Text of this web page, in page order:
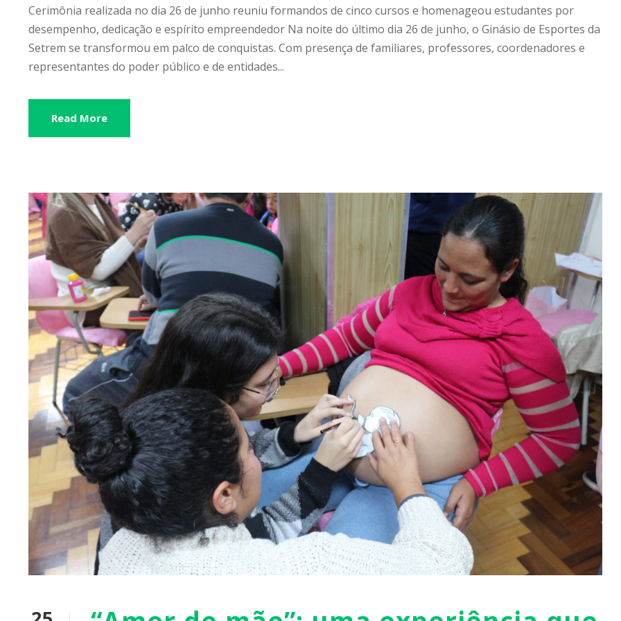
Cerimônia realizada no dia 26 de junho reuniu formandos de cinco cursos e homenageou estudantes por
desempenho, dedicação e espírito empreendedor Na noite do último dia 26 de junho, o Ginásio de Esportes da
Setrem se transformou em palco de conquistas. Com presença de familiares, professores, coordenadores e
representantes do poder público e de entidades...
Read More